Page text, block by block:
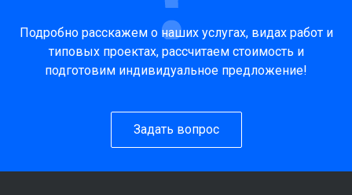
Подробно расскажем о наших услугах, видах работ и
типовых проектах, рассчитаем стоимость и
подготовим индивидуальное предложение!
Задать вопрос